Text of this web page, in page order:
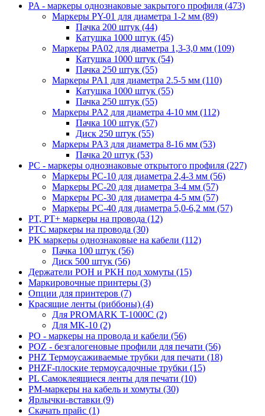
PA - маркеры однознаковые закрытого профиля (473)
Маркеры PY-01 для диаметра 1-2 мм (89)
Пачка 200 штук (44)
Катушка 1000 штук (45)
Маркеры PA02 для диаметра 1,3-3,0 мм (109)
Катушка 1000 штук (54)
Пачка 250 штук (55)
Маркеры PA1 для диаметра 2.5-5 мм (110)
Катушка 1000 штук (55)
Пачка 250 штук (55)
Маркеры PA2 для диаметра 4-10 мм (112)
Пачка 100 штук (57)
Диск 250 штук (55)
Маркеры PA3 для диаметра 8-16 мм (53)
Пачка 20 штук (53)
PC - маркеры однознаковые открытого профиля (227)
Маркеры PC-10 для диаметра 2,4-3 мм (56)
Маркеры PC-20 для диаметра 3-4 мм (57)
Маркеры PC-30 для диаметра 4-5 мм (57)
Маркеры PC-40 для диаметра 5,0-6,2 мм (57)
PT, PT+ маркеры на провода (12)
PTC маркеры на провода (30)
PK маркеры однознаковые на кабели (112)
Пачка 100 штук (56)
Диск 500 штук (56)
Держатели POH и PKH под хомуты (15)
Маркировочные принтеры (3)
Опции для принтеров (7)
Красящие ленты (риббоны) (4)
Для PROMARK T-1000C (2)
Для MK-10 (2)
PO - маркеры на провода и кабели (56)
POZ - безгалогеновые профили для печати (56)
PHZ Термоусаживаемые трубки для печати (18)
PHZF-плоские термоусадочные трубки (15)
PL Самоклеящиеся ленты для печати (10)
PM-маркеры на кабель и хомуты (30)
Ярлычки-вставки (9)
Скачать прайс (1)